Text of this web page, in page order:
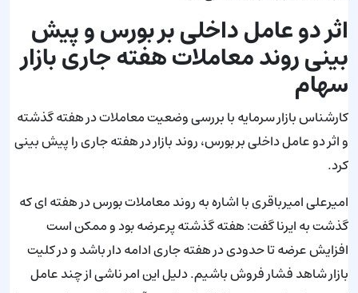
اثر دو عامل داخلی بر بورس و پیش
بینی روند معاملات هفته جاری بازار
سهام
کارشناس بازار سرمایه با بررسی وضعیت معاملات در هفته گذشته
و اثر دو عامل داخلی بر بورس، روند بازار در هفته جاری را پیش بینی
کرد.
امیرعلی امیرباقری با اشاره به روند معاملات بورس در هفته ای که
گذشت به ایرنا گفت: هفته گذشته پرعرضه بود و ممکن است
افزایش عرضه تا حدودی در هفته جاری ادامه دار باشد و در کلیت
بازار شاهد فشار فروش باشیم. دلیل این امر ناشی از چند عامل